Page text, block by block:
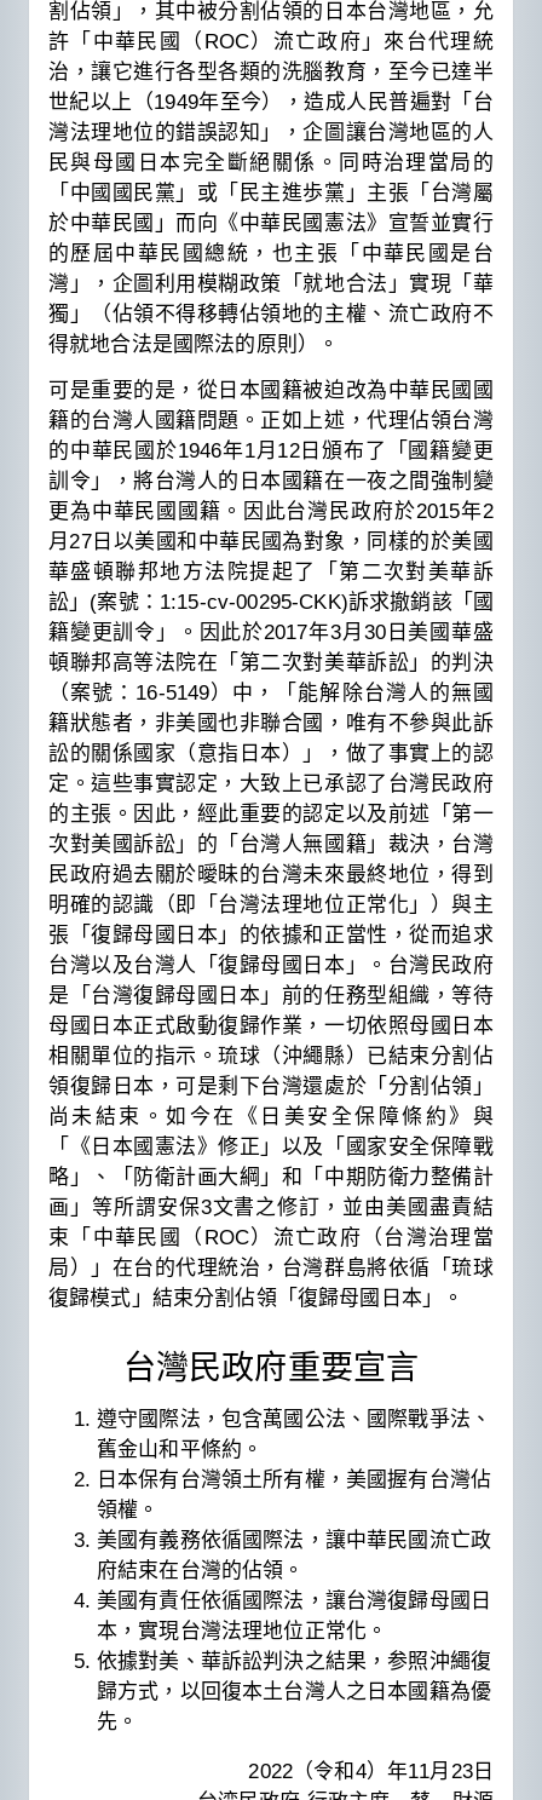
割佔領」，其中被分割佔領的日本台灣地區，允
許「中華民國（ROC）流亡政府」來台代理統
治，讓它進行各型各類的洗腦教育，至今已達半
世紀以上（1949年至今），造成人民普遍對「台
灣法理地位的錯誤認知」，企圖讓台灣地區的人
民與母國日本完全斷絕關係。同時治理當局的
「中國國民黨」或「民主進歩黨」主張「台灣屬
於中華民國」而向《中華民國憲法》宣誓並實行
的歷屆中華民國總統，也主張「中華民國是台
灣」，企圖利用模糊政策「就地合法」實現「華
獨」（佔領不得移轉佔領地的主權、流亡政府不
得就地合法是國際法的原則）。
可是重要的是，從日本國籍被迫改為中華民國國
籍的台灣人國籍問題。正如上述，代理佔領台灣
的中華民國於1946年1月12日頒布了「國籍變更
訓令」，將台灣人的日本國籍在一夜之間強制變
更為中華民國國籍。因此台灣民政府於2015年2
月27日以美國和中華民國為對象，同樣的於美國
華盛頓聯邦地方法院提起了「第二次對美華訴
訟」(案號：1:15-cv-00295-CKK)訴求撤銷該「國
籍變更訓令」。因此於2017年3月30日美國華盛
頓聯邦高等法院在「第二次對美華訴訟」的判決
（案號：16-5149）中，「能解除台灣人的無國
籍狀態者，非美國也非聯合國，唯有不參與此訴
訟的關係國家（意指日本）」，做了事實上的認
定。這些事實認定，大致上已承認了台灣民政府
的主張。因此，經此重要的認定以及前述「第一
次對美國訴訟」的「台灣人無國籍」裁決，台灣
民政府過去關於曖昧的台灣未來最終地位，得到
明確的認識（即「台灣法理地位正常化」）與主
張「復歸母國日本」的依據和正當性，從而追求
台灣以及台灣人「復歸母國日本」。台灣民政府
是「台灣復歸母國日本」前的任務型組織，等待
母國日本正式啟動復歸作業，一切依照母國日本
相關單位的指示。琉球（沖繩縣）已結束分割佔
領復歸日本，可是剩下台灣還處於「分割佔領」
尚未結束。如今在《日美安全保障條約》與
「《日本國憲法》修正」以及「國家安全保障戰
略」、「防衛計画大綱」和「中期防衛力整備計
画」等所謂安保3文書之修訂，並由美國盡責結
束「中華民國（ROC）流亡政府（台灣治理當
局）」在台的代理統治，台灣群島將依循「琉球
復歸模式」結束分割佔領「復歸母國日本」。
台灣民政府重要宣言
遵守國際法，包含萬國公法、國際戰爭法、
舊金山和平條約。
日本保有台灣領土所有權，美國握有台灣佔
領權。
美國有義務依循國際法，讓中華民國流亡政
府結束在台灣的佔領。
美國有責任依循國際法，讓台灣復歸母國日
本，實現台灣法理地位正常化。
依據對美、華訴訟判決之結果，参照沖繩復
歸方式，以回復本土台灣人之日本國籍為優
先。
2022（令和4）年11月23日